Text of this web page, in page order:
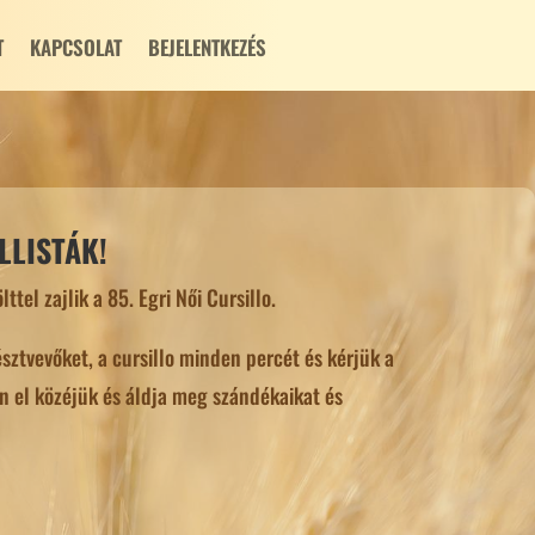
KAPCSOLAT BEJELENTKEZÉS
zajlik a 85. Egri Női Cursillo.
a cursillo minden percét és kérjük a
közéjük és áldja meg szándékaikat és